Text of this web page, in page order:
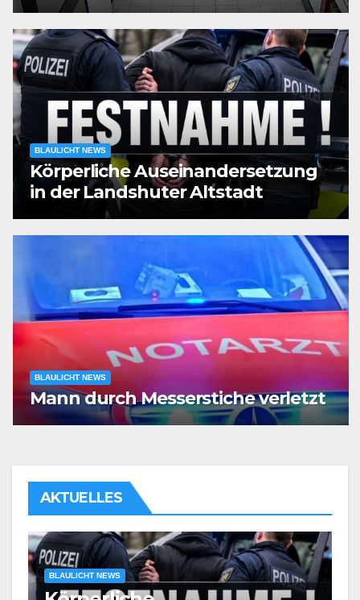
BLAULICHT NEWS
Körperliche Auseinandersetzung
in der Landshuter Altstadt
BLAULICHT NEWS
Mann durch Messerstiche verletzt
AKTUELLES